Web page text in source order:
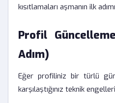
kısıtlamaları aşmanın ilk
Profil
Adım)
Eğer profiliniz bir türlü
karşılaştığınız teknik